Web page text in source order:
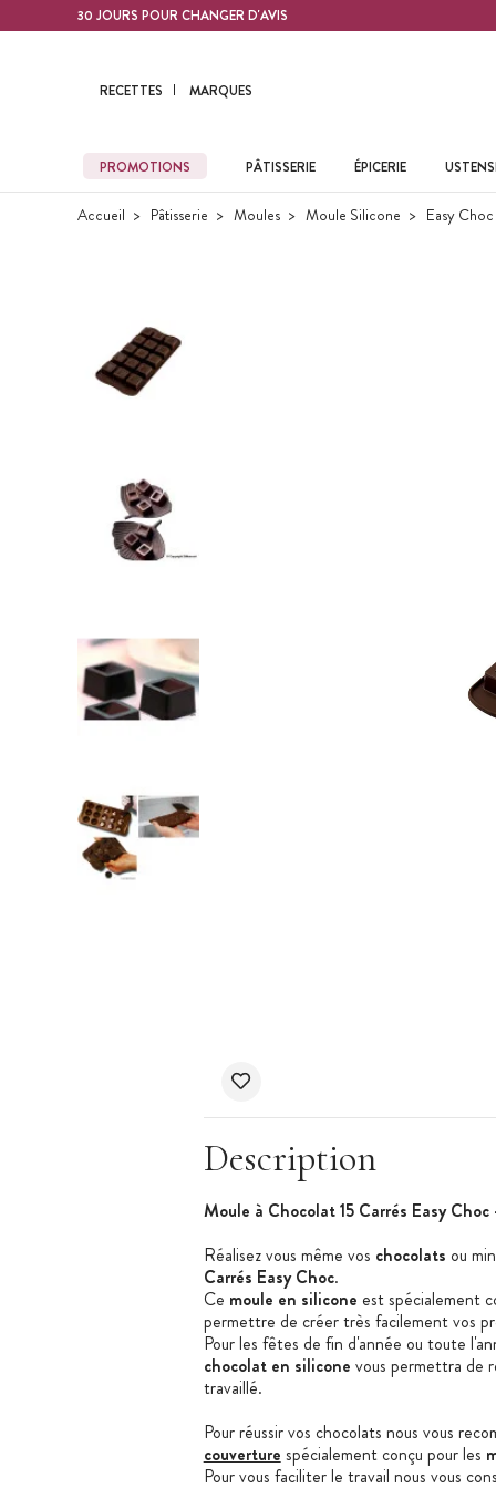
Contenu principal30 JOURS POUR CHANGER D'AVIS
RECETTES MARQUES
PROMOTIONS PÂTISSERIE ÉPICERIE
Accueil Pâtisserie Moules Moule Silicone Easy
Description
Moule à Chocolat 15 Carrés Easy
Réalisez vous même vos chocolats ou
Carrés Easy Choc.
Ce moule en silicone est spécialement
permettre de créer très facilement vos
Pour les fêtes de fin d'année ou toute
chocolat en silicone vous permettra de
travaillé.
Pour réussir vos chocolats nous vous
couverture spécialement conçu pour les
Pour vous faciliter le travail nous vous